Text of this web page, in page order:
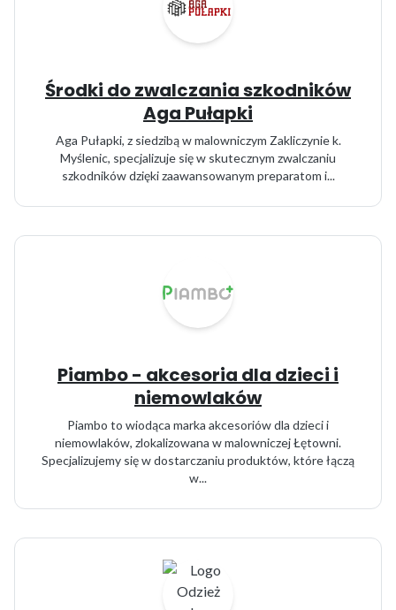
Środki do zwalczania szkodników
Aga Pułapki
Aga Pułapki, z siedzibą w malowniczym Zakliczynie k.
Myślenic, specjalizuje się w skutecznym zwalczaniu
szkodników dzięki zaawansowanym preparatom i...
Piambo - akcesoria dla dzieci i
niemowlaków
Piambo to wiodąca marka akcesoriów dla dzieci i
niemowlaków, zlokalizowana w malowniczej Łętowni.
Specjalizujemy się w dostarczaniu produktów, które łączą
w...